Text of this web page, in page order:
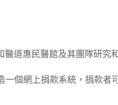
醫道惠民醫館及其團隊研究
一個網上捐款系統，捐款